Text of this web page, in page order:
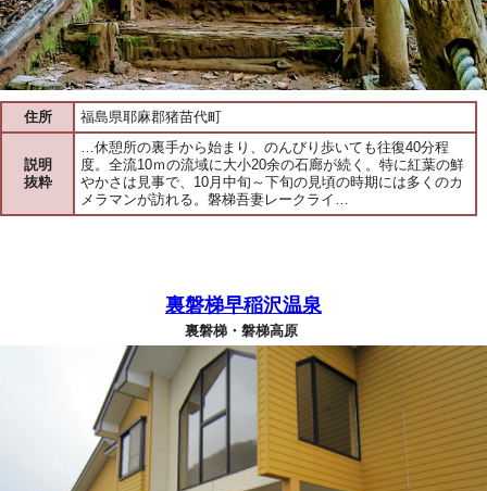
住所 福島県耶麻郡猪苗代町
説明
抜粋
…休憩所の裏手から始まり、のんびり歩いても往復40分程
度。全流10ｍの流域に大小20余の石廊が続く。特に紅葉の鮮
やかさは見事で、10月中旬～下旬の見頃の時期には多くのカ
メラマンが訪れる。磐梯吾妻レークライ…
裏磐梯早稲沢温泉
裏磐梯・磐梯高原